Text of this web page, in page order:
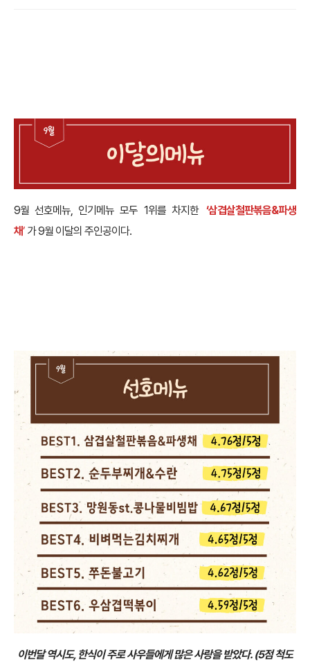
9월 선호메뉴, 인기메뉴 모두 1위를 차지한 ‘삼겹살철판볶음&파생
채’ 가 9월 이달의 주인공이다.
이번달 역시도, 한식이 주로 사우들에게 많은 사랑을 받았다. (5점 척도